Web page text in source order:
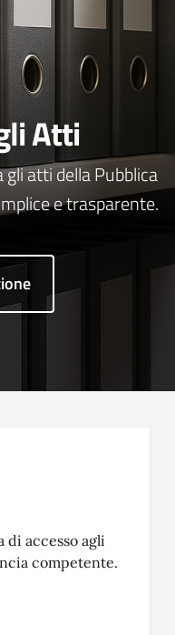
Atti
gli atti della Pubblica
e trasparente.
di accesso agli
competente.